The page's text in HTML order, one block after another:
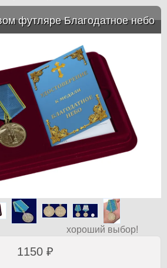
футляре Благодатное небо
хороший выбор!
1150 ₽